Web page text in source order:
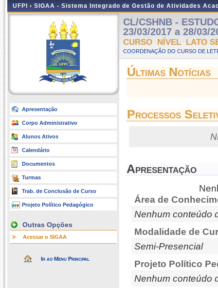
UFPI › SIGAA - Sistema Integrado de Gestão de Atividades
Apresentação
Corpo Administrativo
Alunos Ativos
Calendário
Documentos
Turmas
Trab. de Conclusão de Curso
Projeto Político Pedagógico
Outras Opções
Acessar o SIGAA
Ir ao Menu Principal
CL/CSHNB -
23/03/2017 a 28/03/
CURSO NÍVEL LATO
COORDENAÇÃO DO CURSO DE
Últimas Notícias
Processos
Apresentação
Área de
Nenhum conteúdo
Modalidade de
Semi-Presencial
Projeto Político
Nenhum conteúdo